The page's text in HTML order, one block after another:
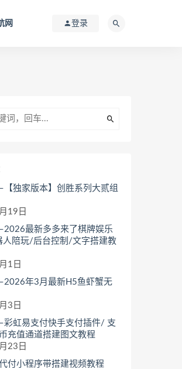
网 登录
【独家版本】创胜系列大贰组
19日
最新多多来了棋牌娱乐
人陪玩/后台控制/文字搭建教
1日
年3月最新H5鱼虾蟹无
3日
彩虹易支付快手支付插件/ 支
充值通道搭建图文教程
23日
付小程序带搭建视频教程